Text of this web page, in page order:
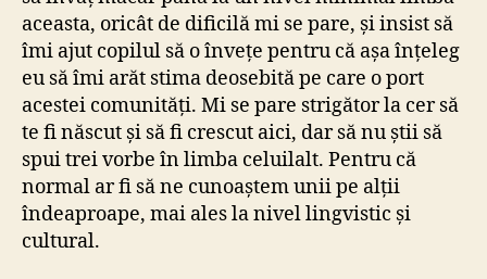
aceasta, oricât de dificilă mi se pare, și insist să
îmi ajut copilul să o învețe pentru că așa înțeleg
eu să îmi arăt stima deosebită pe care o port
acestei comunități. Mi se pare strigător la cer să
te fi născut și să fi crescut aici, dar să nu știi să
spui trei vorbe în limba celuilalt. Pentru că
normal ar fi să ne cunoaștem unii pe alții
îndeaproape, mai ales la nivel lingvistic și
cultural.